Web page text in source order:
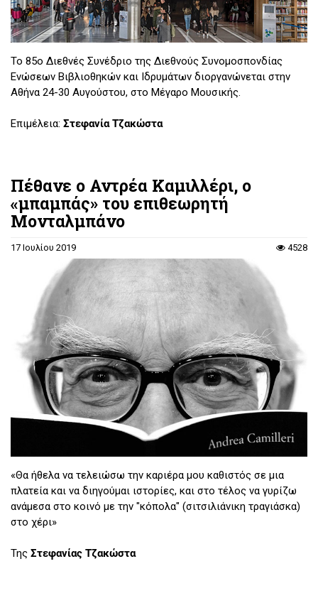
Το 85ο Διεθνές Συνέδριο της Διεθνούς Συνομοσπονδίας
Ενώσεων Βιβλιοθηκών και Ιδρυμάτων διοργανώνεται στην
Αθήνα 24-30 Αυγούστου, στο Μέγαρο Μουσικής.
Επιμέλεια: Στεφανία Τζακώστα
Πέθανε ο Αντρέα Καμιλλέρι, ο
«μπαμπάς» του επιθεωρητή
Μονταλμπάνο
17 Ιουλίου 2019 4528
«Θα ήθελα να τελειώσω την καριέρα μου καθιστός σε μια
πλατεία και να διηγούμαι ιστορίες, και στο τέλος να γυρίζω
ανάμεσα στο κοινό με την "κόπολα" (σιτσιλιάνικη τραγιάσκα)
στο χέρι»
Της Στεφανίας Τζακώστα